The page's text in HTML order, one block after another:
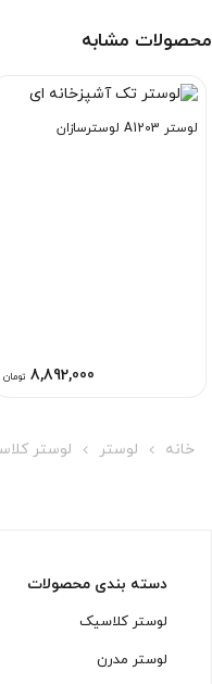
محصولات مشابه
لوستر A1203 لوسترسازان
8,892,000 تومان
خانه لوستر لوستر
دسته بندی محصولات
لوستر کلاسیک
لوستر مدرن